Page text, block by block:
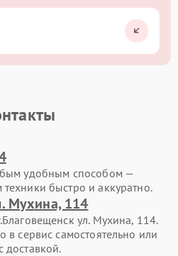
удобным способом —
быстро и аккуратно.
Мухина, 114
ул. Мухина, 114.
в сервис самостоятельно или
доставкой.